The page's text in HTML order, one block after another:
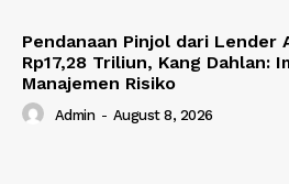
Pendanaan Pinjol dari Lender
Rp17,28 Triliun, Kang Dahlan:
Manajemen Risiko
Admin - August 8, 2026